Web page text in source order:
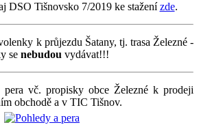
DSO Tišnovsko 7/2019 ke staženízde.
k průjezdu Šatany, tj. trasa Železné -
se nebudou vydávat!!!
pera vč. propisky obce Železné k prodeji
obchodě a v TIC Tišnov.